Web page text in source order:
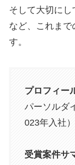
そして大切に
など、これまで
す。
プロフィー
パーソルダ
023年入社）
受賞案件サ